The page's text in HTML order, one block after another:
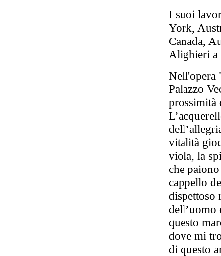
I suoi
York,
Canada,
Alighieri a
Palazzo
prossimità
vitalità
viola, la
che
cappello
dispettoso
dell’uomo
questo
dove mi
di questo